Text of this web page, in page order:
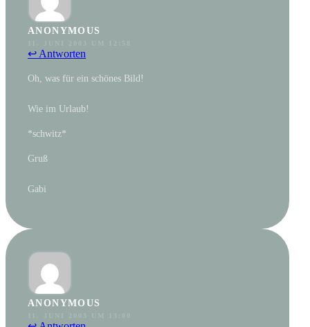
ANONYMOUS
↩ Antworten
Oh, was für ein schönes Bild!
Wie im Urlaub!
*schwitz*
Gruß
Gabi
ANONYMOUS